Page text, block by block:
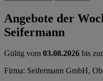
Angebote der
Seifermann
Gültig vom 03.08.2026 bis
Firma: Seifermann GmbH,